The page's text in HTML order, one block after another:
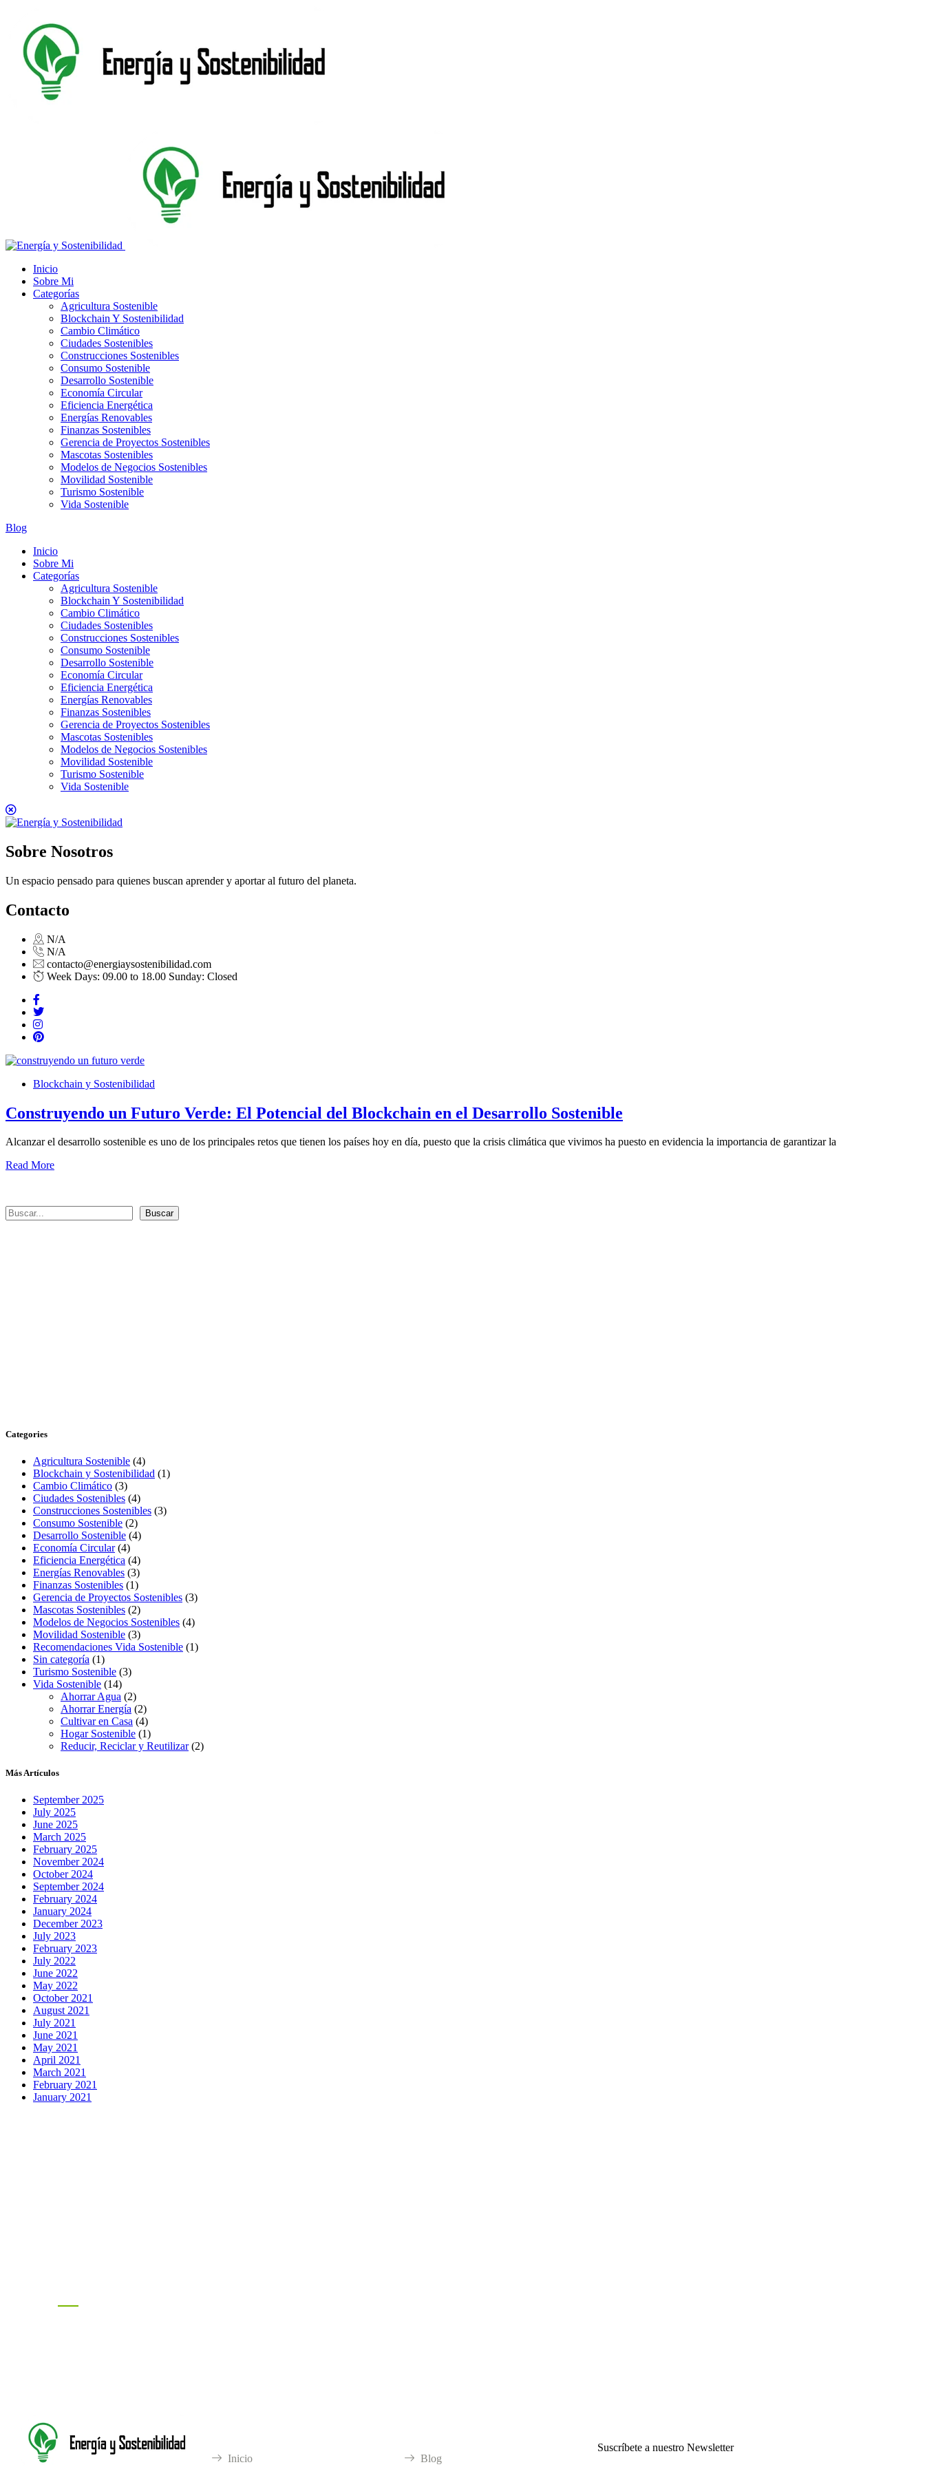
Inicio
Sobre Mi
Categorías
Agricultura Sostenible
Blockchain Y Sostenibilidad
Cambio Climático
Ciudades Sostenibles
Construcciones Sostenibles
Consumo Sostenible
Desarrollo Sostenible
Economía Circular
Eficiencia Energética
Energías Renovables
Finanzas Sostenibles
Gerencia de Proyectos Sostenibles
Mascotas Sostenibles
Modelos de Negocios Sostenibles
Movilidad Sostenible
Turismo Sostenible
Vida Sostenible
Blog
Inicio
Sobre Mi
Categorías
Agricultura Sostenible
Blockchain Y Sostenibilidad
Cambio Climático
Ciudades Sostenibles
Construcciones Sostenibles
Consumo Sostenible
Desarrollo Sostenible
Economía Circular
Eficiencia Energética
Energías Renovables
Finanzas Sostenibles
Gerencia de Proyectos Sostenibles
Mascotas Sostenibles
Modelos de Negocios Sostenibles
Movilidad Sostenible
Turismo Sostenible
Vida Sostenible
Sobre Nosotros
Un espacio pensado para quienes buscan aprender y aportar al futuro del planeta.
Contacto
N/A
N/A
contacto@energiaysostenibilidad.com
Week Days: 09.00 to 18.00 Sunday: Closed
Blockchain y Sostenibilidad
Construyendo un Futuro Verde: El Potencial del Blockchain en el Desarrollo Sostenible
Alcanzar el desarrollo sostenible es uno de los principales retos que tienen los países hoy en día, puesto que la crisis climática que vivimos ha puesto en evidencia la importancia de garantizar la
Read More
Buscar
Categories
Agricultura Sostenible (4)
Blockchain y Sostenibilidad (1)
Cambio Climático (3)
Ciudades Sostenibles (4)
Construcciones Sostenibles (3)
Consumo Sostenible (2)
Desarrollo Sostenible (4)
Economía Circular(4)
Eficiencia Energética (4)
Energías Renovables (3)
Finanzas Sostenibles (1)
Gerencia de Proyectos Sostenibles (3)
Mascotas Sostenibles (2)
Modelos de Negocios Sostenibles (4)
Movilidad Sostenible (3)
Recomendaciones Vida Sostenible (1)
Sin categoría (1)
Turismo Sostenible (3)
Vida Sostenible (14)
Ahorrar Agua (2)
Ahorrar Energía (2)
Cultivar en Casa (4)
Hogar Sostenible (1)
Reducir, Reciclar y Reutilizar(2)
Más Artículos
September 2025
July 2025
June 2025
March 2025
February 2025
November 2024
October 2024
September 2024
February 2024
January 2024
December 2023
July 2023
February 2023
July 2022
June 2022
May 2022
October 2021
August 2021
July 2021
June 2021
May 2021
April 2021
March 2021
February 2021
January 2021
Inicio Blog
Suscríbete a nuestro Newsletter